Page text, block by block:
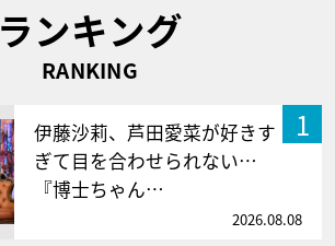
ランキング
RANKING
1
伊藤沙莉、芦田愛菜が好きす
ぎて目を合わせられない…
『博士ちゃん…
2026.08.08